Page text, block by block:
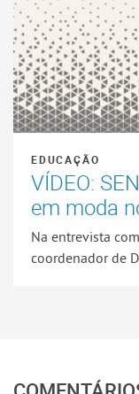
EDUCAÇÃO
VÍDEO:
em moda
Na entrevista
coordenador de